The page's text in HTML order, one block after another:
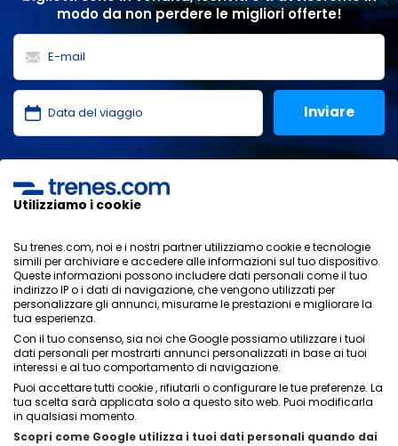
modo da non perdere le migliori offerte!
dei dati ,condizioni generali
Informativa sulla privacy
Condizioni generali
Politica sui cookies
Avviso legale
Contatti
Utilizziamo i cookie
Su trenes.com, noi e i nostri partner utilizziamo cookie e tecnologie
simili per archiviare e accedere alle informazioni sul tuo dispositivo.
Queste informazioni possono includere dati personali come il tuo
indirizzo IP o i dati di navigazione, che vengono utilizzati per
personalizzare gli annunci, misurarne le prestazioni e migliorare la
tua esperienza.
Con il tuo consenso, sia noi che Google possiamo utilizzare i tuoi
dati personali per mostrarti annunci personalizzati in base ai tuoi
interessi e al tuo comportamento di navigazione.
Puoi accettare tutti cookie , rifiutarli o configurare le tue preferenze. La
tua scelta sarà applicata solo a questo sito web. Puoi modificarla
in qualsiasi momento.
Scopri come Google utilizza i tuoi dati personali quando dai